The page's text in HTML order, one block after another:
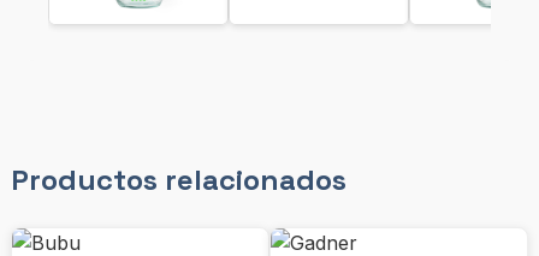
Productos relacionados